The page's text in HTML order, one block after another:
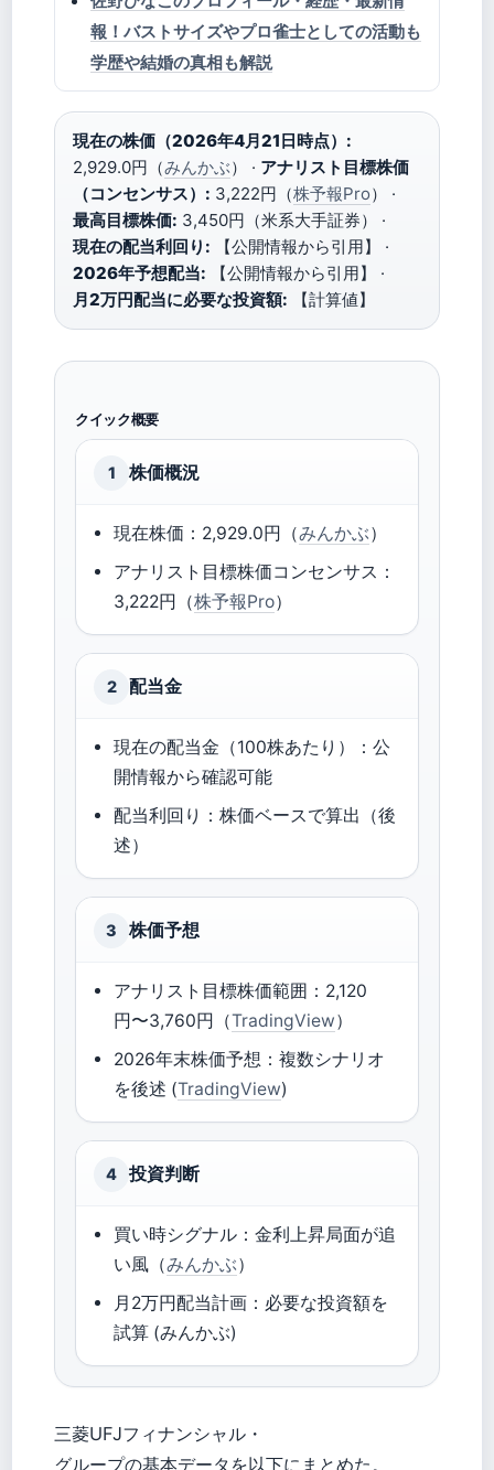
報！バストサイズやプロ雀士としての活動も
学歴や結婚の真相も解説
現在の株価（2026年4月21日時点）:
2,929.0円（みんかぶ） · アナリスト目標株価
（コンセンサス）: 3,222円（株予報Pro） ·
最高目標株価: 3,450円（米系大手証券） ·
現在の配当利回り: 【公開情報から引用】 ·
2026年予想配当: 【公開情報から引用】 ·
月2万円配当に必要な投資額: 【計算値】
クイック概要
1 株価概況
現在株価：2,929.0円（みんかぶ）
アナリスト目標株価コンセンサス：
3,222円（株予報Pro）
2 配当金
現在の配当金（100株あたり）：公
開情報から確認可能
配当利回り：株価ベースで算出（後
述）
3 株価予想
アナリスト目標株価範囲：2,120
円〜3,760円（TradingView）
2026年末株価予想：複数シナリオ
を後述 (TradingView)
4 投資判断
買い時シグナル：金利上昇局面が追
い風（みんかぶ）
月2万円配当計画：必要な投資額を
試算 (みんかぶ)
三菱UFJフィナンシャル・
グループの基本データを以下にまとめた。